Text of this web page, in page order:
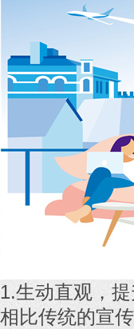
1.生动直观，
相比传统的宣